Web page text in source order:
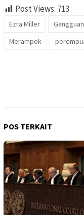
Post Views: 713
Ezra Miller Gangguan
Merampok
POS TERKAIT